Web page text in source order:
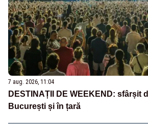
7 aug. 2026, 11:04
DESTINAȚII DE WEEKEND: sfârșit
București și în țară